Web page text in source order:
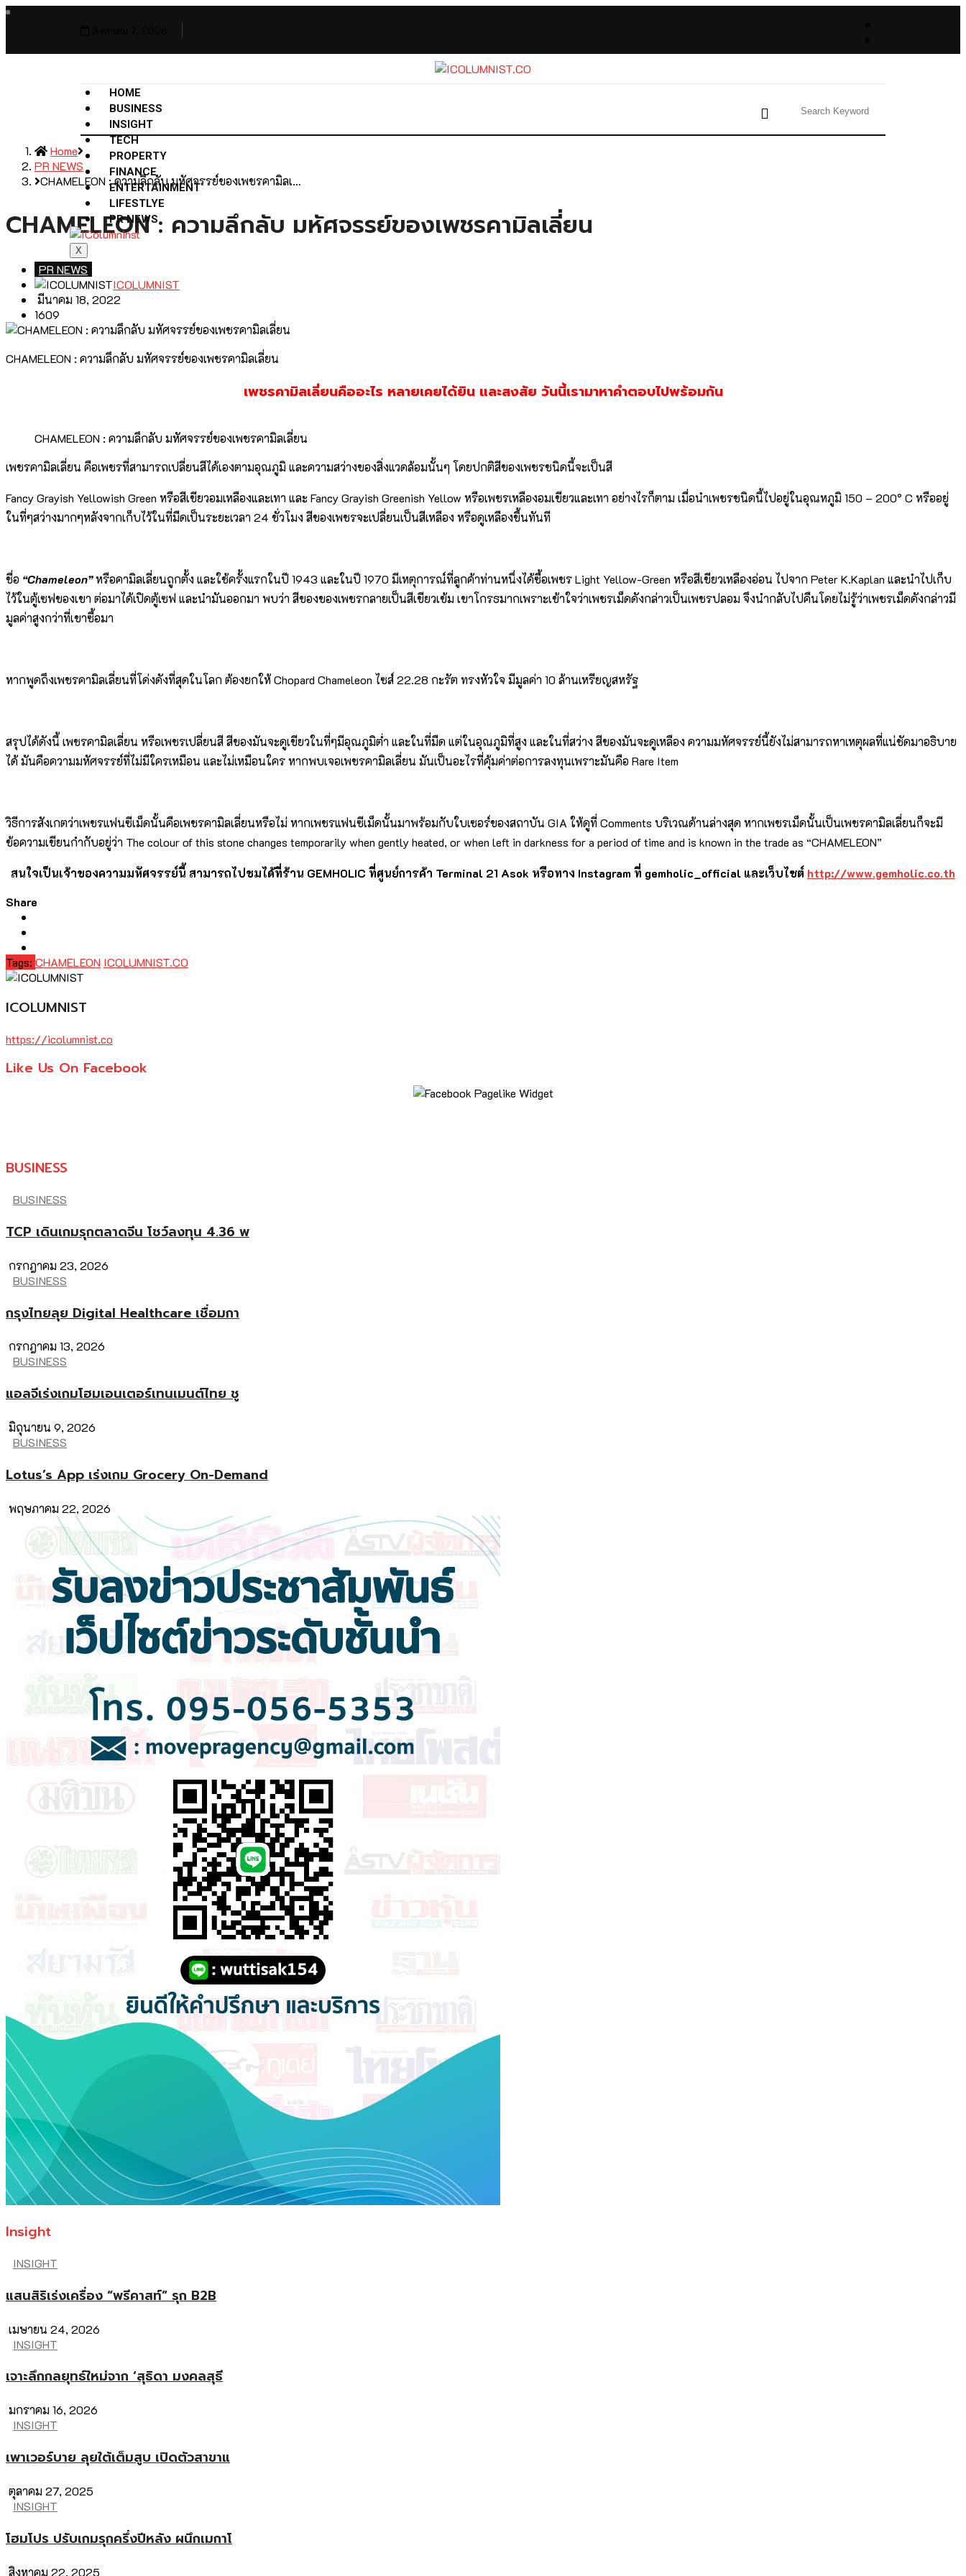
HOME
BUSINESS
INSIGHT
TECH
PROPERTY
FINANCE
ENTERTAINMENT
LIFESTLYE
PR NEWS
X
Home
PR NEWS
CHAMELEON : ความลึกลับ มหัศจรรย์ของเพชรคามิลเ…
CHAMELEON : ความลึกลับ มหัศจรรย์ของเพชรคามิลเลี่ยน
PR NEWS
ICOLUMNIST
มีนาคม 18, 2022
1609
CHAMELEON : ความลึกลับ มหัศจรรย์ของเพชรคามิลเลี่ยน
เพชรคามิลเลี่ยนคืออะไร หลายเคยได้ยิน และสงสัย วันนี้เรามาหาคำตอบไปพร้อมกัน
CHAMELEON : ความลึกลับ มหัศจรรย์ของเพชรคามิลเลี่ยน
เพชรคามิลเลี่ยน คือเพชรที่สามารถเปลี่ยนสีได้เองตามอุณภูมิ และความสว่างของสิ่งแวดล้อมนั้นๆ โดยปกติสีของเพชรชนิดนี้จะเป็นสี
Fancy Grayish Yellowish Green หรือสีเขียวอมเหลืองและเทา และ Fancy Grayish Greenish Yellow หรือเพชรเหลืองอมเขียวและเทา อย่างไรก็ตาม เมื่อนำเพชรชนิดนี้ไปอยู่ในอุณหภูมิ 150 – 200° C หรืออยู่
ในที่ๆสว่างมากๆหลังจากเก็บไว้ในที่มืดเป็นระยะเวลา 24 ชั่วโมง สีของเพชรจะเปลี่ยนเป็นสีเหลือง หรือดูเหลืองขึ้นทันที
ชื่อ “Chameleon”หรือคามิลเลี่ยนถูกตั้ง และใช้ครั้งแรกในปี 1943 และในปี 1970 มีเหตุการณ์ที่ลูกค้าท่านหนึ่งได้ซื้อเพชร Light Yellow-Green หรือสีเขียวเหลืองอ่อน ไปจาก Peter K.Kaplan และนำไปเก็บ
ไว้ในตู้เซฟของเขา ต่อมาได้เปิดตู้เซฟ และนำมันออกมา พบว่า สีของของเพชรกลายเป็นสีเขียวเข้ม เขาโกรธมากเพราะเข้าใจว่าเพชรเม็ดดังกล่าวเป็นเพชรปลอม จึงนำกลับไปคืนโดยไม่รู้ว่าเพชรเม็ดดังกล่าวมี
มูลค่าสูงกว่าที่เขาซื้อมา
หากพูดถึงเพชรคามิลเลี่ยนที่โด่งดังที่สุดในโลก ต้องยกให้ Chopard Chameleon ไซส์ 22.28 กะรัต ทรงหัวใจ มีมูลค่า 10 ล้านเหรียญสหรัฐ
สรุปได้ดังนี้ เพชรคามิลเลี่ยน หรือเพชรเปลี่ยนสี สีของมันจะดูเขียวในที่ๆมีอุณภูมิต่ำ และในที่มืด แต่ในอุณภูมิที่สูง และในที่สว่าง สีของมันจะดูเหลือง ความมหัศจรรย์นี้ยังไม่สามารถหาเหตุผลที่แน่ชัดมาอธิบาย
ได้ มันคือความมหัศจรรย์ที่ไม่มีใครเหมือน และไม่เหมือนใคร หากพบเจอเพชรคามิลเลี่ยน มันเป็นอะไรที่คุ้มค่าต่อการลงทุนเพราะมันคือ Rare Item
วิธีการสังเกตว่าเพชรแฟนซีเม็ดนั้นคือเพชรคามิลเลี่ยนหรือไม่ หากเพชรแฟนซีเม็ดนั้นมาพร้อมกับใบเซอร์ของสถาบัน GIA ให้ดูที่ Comments บริเวณด้านล่างสุด หากเพชรเม็ดนั้นเป็นเพชรคามิลเลี่ยนก็จะมี
ข้อความเขียนกำกับอยู่ว่า The colour of this stone changes temporarily when gently heated, or when left in darkness for a period of time and is known in the trade as “CHAMELEON”
สนใจเป็นเจ้าของความมหัศจรรย์นี้ สามารถไปชมได้ที่ร้าน GEMHOLIC ที่ศูนย์การค้า Terminal 21 Asok หรือทาง Instagram ที่ gemholic_official และเว็บไซต์ http://www.gemholic.co.th
Share
Tags: CHAMELEON ICOLUMNIST.CO
ICOLUMNIST
https://icolumnist.co
Like Us On Facebook
BUSINESS
BUSINESS
TCP เดินเกมรุกตลาดจีน โชว์ลงทุน 4.36 พ
กรกฎาคม 23, 2026
BUSINESS
กรุงไทยลุย Digital Healthcare เชื่อมกา
กรกฎาคม 13, 2026
BUSINESS
แอลจีเร่งเกมโฮมเอนเตอร์เทนเมนต์ไทย ชู
มิถุนายน 9, 2026
BUSINESS
Lotus’s App เร่งเกม Grocery On-Demand
พฤษภาคม 22, 2026
Insight
INSIGHT
แสนสิริเร่งเครื่อง “พรีคาสท์” รุก B2B
เมษายน 24, 2026
INSIGHT
เจาะลึกกลยุทธ์ใหม่จาก ‘สุธิดา มงคลสุธี
มกราคม 16, 2026
INSIGHT
เพาเวอร์บาย ลุยใต้เต็มสูบ เปิดตัวสาขาแ
ตุลาคม 27, 2025
INSIGHT
โฮมโปร ปรับเกมรุกครึ่งปีหลัง ผนึกเมกาโ
สิงหาคม 22, 2025